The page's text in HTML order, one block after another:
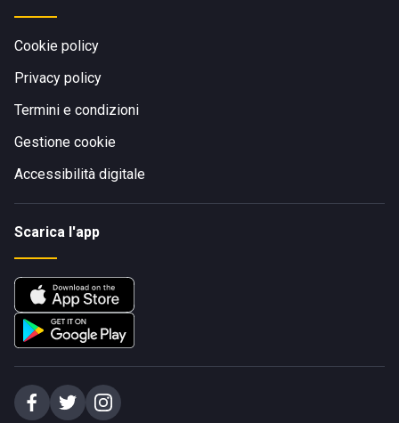
Cookie policy
Privacy policy
Termini e condizioni
Gestione cookie
Accessibilità digitale
Scarica l'app